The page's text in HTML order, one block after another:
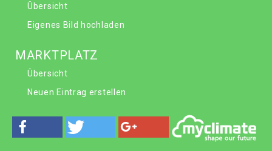
Übersicht
Eigenes Bild hochladen
MARKTPLATZ
Übersicht
Neuen Eintrag erstellen